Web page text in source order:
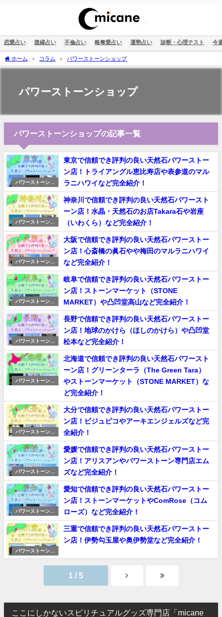
恋愛占い 復縁占い 不倫占い 略奪愛占い 運勢占い 診断・心理テスト 今
ホーム コラム パワーストーンショップ
パワーストーンショップ
パワーストーンショップの記事一覧
パワーストーンシ
東京で信頼でき評判の良い天然石パワーストー
ン店！トライアングル恵比寿店や表参道のマル
ラニハワイなど完全紹介！
パワーストーンシ
神奈川で信頼でき評判の良い天然石パワースト
ーン店！水晶・天然石のお店Takara石や岩座
（いわくら）など完全紹介！
パワーストーンシ
大阪で信頼でき評判の良い天然石パワーストー
ン店！心斎橋の眞石やや梅田のマルラニハワイ
など完全紹介！
パワーストーンシ
岐阜で信頼でき評判の良い天然石パワーストー
ン店！ストーンマーケット（STONE
MARKET）や凸凹堂高山など完全紹介！
パワーストーンシ
長野で信頼でき評判の良い天然石パワーストー
ン店！地球のかけら（ほしのかけら）や凸凹堂
松本など完全紹介！
パワーストーンシ
北海道で信頼でき評判の良い天然石パワースト
ーン店！グリーンターラ（The Green Tara）
やストーンマーケット（STONE MARKET）な
ど完全紹介！
パワーストーンシ
大分で信頼でき評判の良い天然石パワーストー
ン店！ビジュピコやアーキエンジェルズなど完
全紹介！
パワーストーンシ
愛媛で信頼でき評判の良い天然石パワーストー
ン店！アリスアンやパワーストーン専門店エム
ズなど完全紹介！
パワーストーンシ
愛知で信頼でき評判の良い天然石パワーストー
ン店！ストーンマーケットやComRose（コム
ローズ）など完全紹介！
パワーストーンシ
ョップ
三重で信頼でき評判の良い天然石パワーストー
ン店！伊勢勾玉屋や奥伊勢堂など完全紹介！
1 / 5
ここにしかないスピリチュアルグッズ専門店「micane